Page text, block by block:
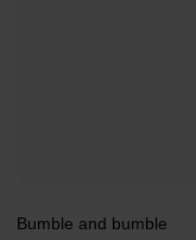
Bumble and bumble